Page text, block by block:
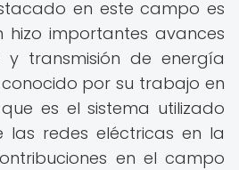
en este campo es
hizo importantes avances
transmisión de energía
por su trabajo en
es el sistema utilizado
redes eléctricas en la
en el campo